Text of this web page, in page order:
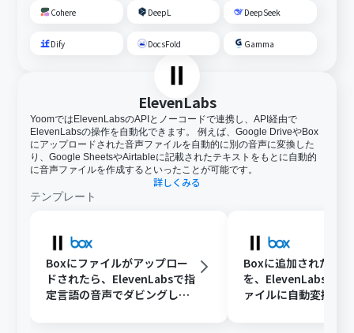
Cohere DeepL DeepSeek
Dify DocsFold Gamma
ElevenLabs
YoomではElevenLabsのAPIとノーコードで連携し、API経由で
ElevenLabsの操作を自動化できます。 例えば、Google DriveやBox
にアップロードされた音声ファイルを自動的に別の音声に変換した
り、Google SheetsやAirtableに記載されたテキストをもとに自動的
に音声ファイルを作成するといったことが可能です。
詳しくみる
テンプレート
Boxにファイルがアップロー
ドされたら、ElevenLabsで指
定言語の音声でダビングして
Boxに追加されたフ
を、ElevenLabsで吹
ァイルに自動変換する